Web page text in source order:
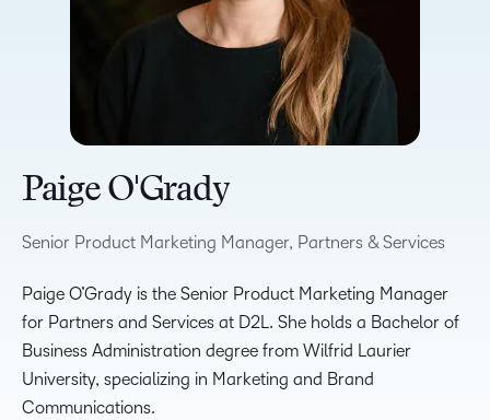
Paige O'Grady
Senior Product Marketing Manager, Partners & Services
Paige O’Grady is the Senior Product Marketing Manager
for Partners and Services at D2L. She holds a Bachelor of
Business Administration degree from Wilfrid Laurier
University, specializing in Marketing and Brand
Communications.